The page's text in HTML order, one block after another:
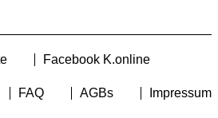
Facebook K.online
FAQ AGBs Impressum